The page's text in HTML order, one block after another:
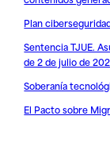
Plan
Sentencia TJUE.
de 2 de julio de
Soberanía
El Pacto sobre